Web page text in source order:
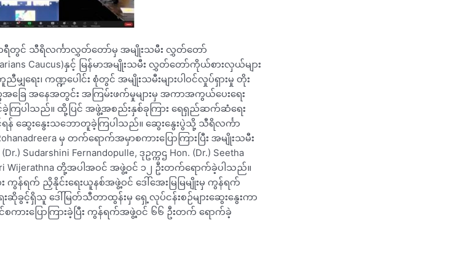
နာရီတွင် သီရိလင်္ကာလွှတ်တော်မှ အမျိုးသမီး လွှတ်တော်
Caucus)နှင့် မြန်မာအမျိုးသမီး လွှတ်တော်ကိုယ်စားလှယ်များ
ရေး၊ ကဏ္ဍပေါင်း စုံတွင် အမျိုးသမီးများပါဝင်လှုပ်ရှားမှု တိုး
က္ခအခြေ အနေအတွင်း အကြမ်းဖက်မှုများမှ အကာအကွယ်ပေးရေး
ခဲ့ကြပါသည်။ ထို့ပြင် အဖွဲ့အစည်းနှစ်ခုကြား ရေရှည်ဆက်ဆံရေး
ရန် ဆွေးနွေးသဘောတူခဲ့ကြပါသည်။ ဆွေးနွေးပွဲသို့ သီရိလင်္ကာ
မှ တက်ရောက်အမှာစကားပြောကြားပြီး အမျိုးသမီး
Fernandopulle, ဒုဥက္ကဌ Hon. (Dr.) Seetha
Wijerathna တို့အပါအဝင် အဖွဲ့ဝင် ၁၂ ဦးတက်ရောက်ခဲ့ပါသည်။
န်ရက် ညှိနိုင်းရေးယူနစ်အဖွဲ့ဝင် ဒေါ်အေးမြမြမျိုးမှ ကွန်ရက်
းဆိုခွင့်ရှိသူ ဒေါ်မြတ်သီတာထွန်းမှ ရှေ့လုပ်ငန်းစဉ်များဆွေးနွေးကာ
ားပြောကြားခဲ့ပြီး ကွန်ရက်အဖွဲ့ဝင် ၆၆ ဦးတက် ရောက်ခဲ့